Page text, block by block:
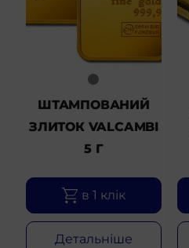
ШТАМПОВАНИЙ
ЗЛИТОК VALCAMBI
5 Г
в 1 клік
Детальніше